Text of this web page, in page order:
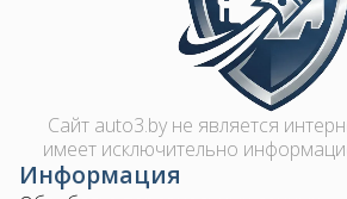
shupik21@bk.ru
Сайт auto3.by не является
имеет исключительно
Информация